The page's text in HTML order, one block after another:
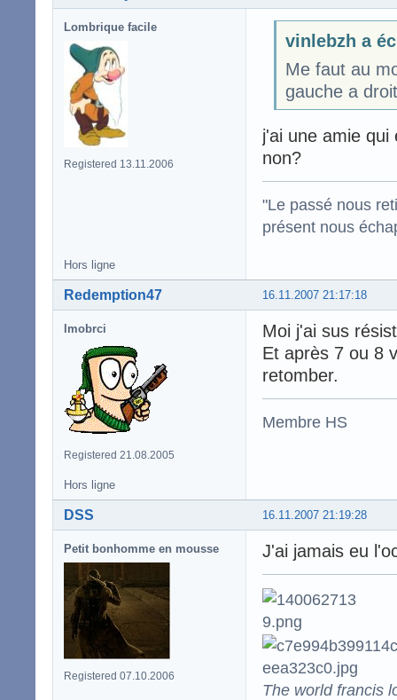
Lombrique facile
Registered 13.11.2006
vinlebzh a
Me faut au
gauche a
j'ai une amie
non?
"Le passé nous
présent nous
Hors ligne
16.11.2007 21:17:18
Redemption47
lmobrci
Registered 21.08.2005
Moi j'ai sus
Et après 7 ou 8
retomber.
Membre HS
Hors ligne
16.11.2007 21:19:28
DSS
Petit bonhomme en mousse
Registered 07.10.2006
J'ai jamais eu
The world francis